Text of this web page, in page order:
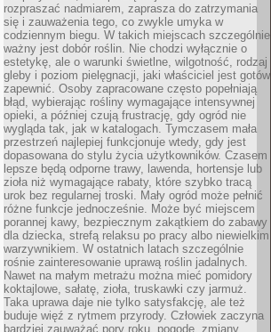
rozpraszać nadmiarem, zaprasza do zatrzymania
się i zauważenia tego, co zwykle umyka w
codziennym biegu. W takich miejscach szczególnie
ważny jest dobór roślin. Nie chodzi wyłącznie o
estetykę, ale o warunki świetlne, wilgotność, rodzaj
gleby i poziom pielęgnacji, jaki właściciel jest gotów
zapewnić. Osoby zapracowane często popełniają
błąd, wybierając rośliny wymagające intensywnej
opieki, a później czują frustrację, gdy ogród nie
wygląda tak, jak w katalogach. Tymczasem mała
przestrzeń najlepiej funkcjonuje wtedy, gdy jest
dopasowana do stylu życia użytkowników. Czasem
lepsze będą odporne trawy, lawenda, hortensje lub
zioła niż wymagające rabaty, które szybko tracą
urok bez regularnej troski. Mały ogród może pełnić
różne funkcje jednocześnie. Może być miejscem
porannej kawy, bezpiecznym zakątkiem do zabawy
dla dziecka, strefą relaksu po pracy albo niewielkim
warzywnikiem. W ostatnich latach szczególnie
rośnie zainteresowanie uprawą roślin jadalnych.
Nawet na małym metrażu można mieć pomidory
koktajlowe, sałatę, zioła, truskawki czy jarmuż.
Taka uprawa daje nie tylko satysfakcję, ale też
buduje więź z rytmem przyrody. Człowiek zaczyna
bardziej zauważać pory roku, pogodę, zmiany